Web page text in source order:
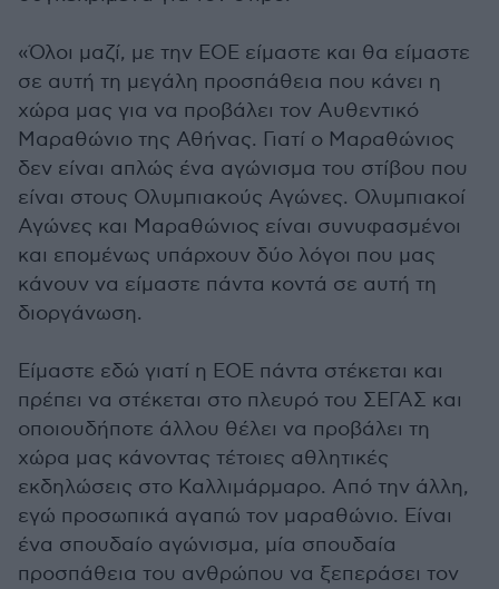
«Όλοι μαζί, με την ΕΟΕ είμαστε και θα είμαστε
σε αυτή τη μεγάλη προσπάθεια που κάνει η
χώρα μας για να προβάλει τον Αυθεντικό
Μαραθώνιο της Αθήνας. Γιατί ο Μαραθώνιος
δεν είναι απλώς ένα αγώνισμα του στίβου που
είναι στους Ολυμπιακούς Αγώνες. Ολυμπιακοί
Αγώνες και Μαραθώνιος είναι συνυφασμένοι
και επομένως υπάρχουν δύο λόγοι που μας
κάνουν να είμαστε πάντα κοντά σε αυτή τη
διοργάνωση.
Είμαστε εδώ γιατί η ΕΟΕ πάντα στέκεται και
πρέπει να στέκεται στο πλευρό του ΣΕΓΑΣ και
οποιουδήποτε άλλου θέλει να προβάλει τη
χώρα μας κάνοντας τέτοιες αθλητικές
εκδηλώσεις στο Καλλιμάρμαρο. Από την άλλη,
εγώ προσωπικά αγαπώ τον μαραθώνιο. Είναι
ένα σπουδαίο αγώνισμα, μία σπουδαία
προσπάθεια του ανθρώπου να ξεπεράσει τον